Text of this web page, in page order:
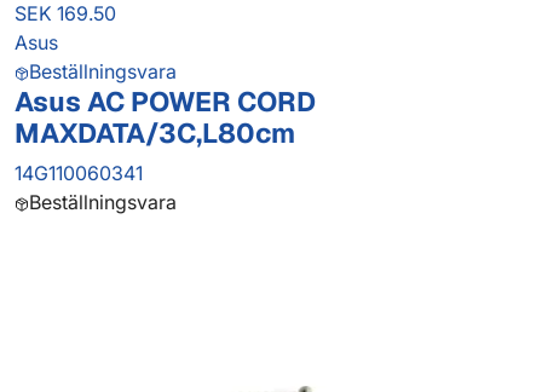
SEK 169.50
Asus
Beställningsvara
Asus AC POWER CORD
MAXDATA/3C,L80cm
14G110060341
Beställningsvara